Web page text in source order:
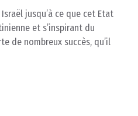
jusqu’à ce que cet Etat
et s’inspirant du
de nombreux succès, qu’il